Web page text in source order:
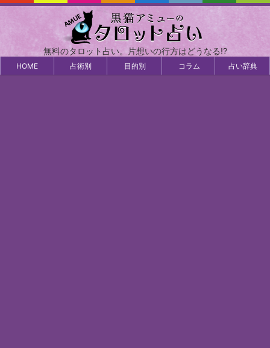
無料のタロット占い。片想いの行方はどうなる!?
HOME 占術別 目的別 コラム 占い辞典